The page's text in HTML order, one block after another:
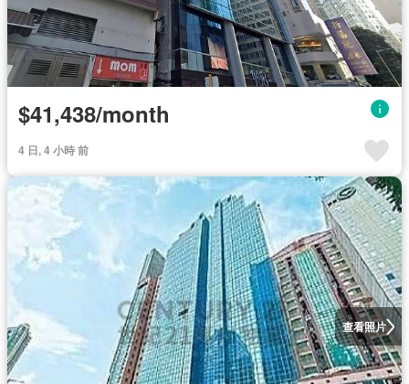
$41,438/month
4 日, 4 小時 前
查看照片